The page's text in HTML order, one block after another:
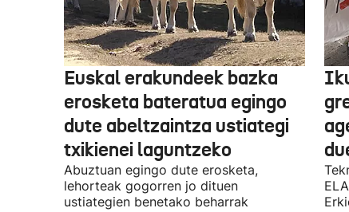
Euskal erakundeek bazka
erosketa bateratua egingo
dute abeltzaintza ustiategi
txikienei laguntzeko
Abuztuan egingo dute erosketa,
lehorteak gogorren jo dituen
ustiategien benetako beharrak